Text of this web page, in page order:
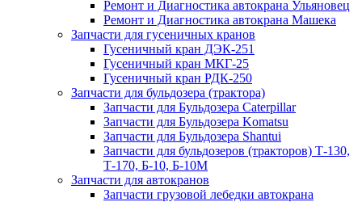
Ремонт и Диагностика автокрана Ульяновец
Ремонт и Диагностика автокрана Машека
Запчасти для гусеничных кранов
Гусеничный кран ДЭК-251
Гусеничный кран МКГ-25
Гусеничный кран РДК-250
Запчасти для бульдозера (трактора)
Запчасти для Бульдозера Caterpillar
Запчасти для Бульдозера Komatsu
Запчасти для Бульдозера Shantui
Запчасти для бульдозеров (тракторов) Т-130,
Т-170, Б-10, Б-10М
Запчасти для автокранов
Запчасти грузовой лебедки автокрана